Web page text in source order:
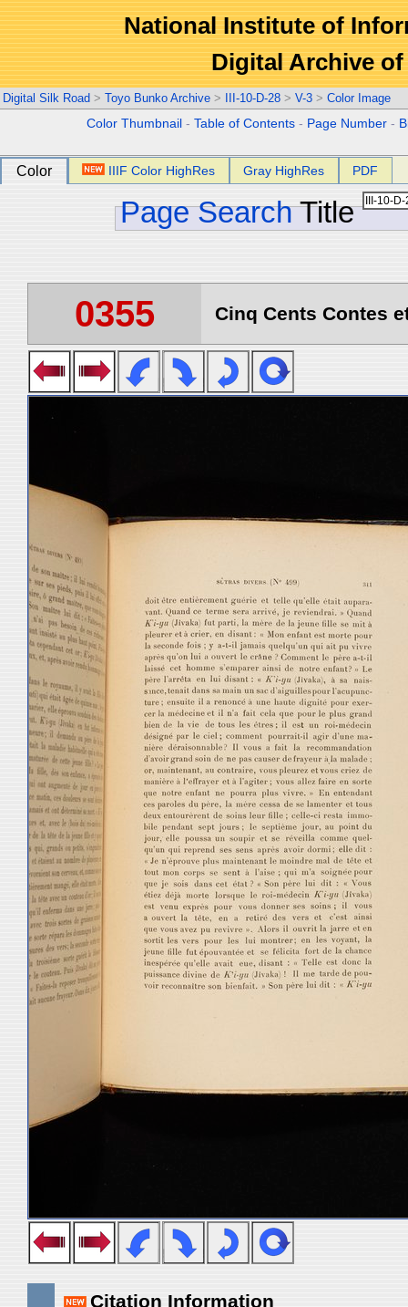
National Institute of
Digital Archive
Digital Silk Road > Toyo Bunko Archive > III-10-D-28 > V-3 > Color Image
Color Thumbnail -Table of Contents - Page Number -
Color IIIF Color HighRes Gray HighRes PDF
Page Search Title
0355 Cinq Cents Contes
Citation Information